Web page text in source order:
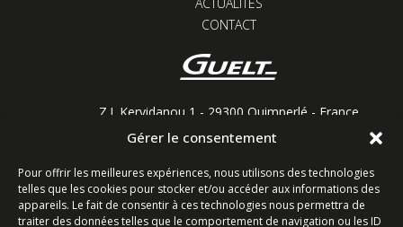
Gérer le consentement
Pour offrir les meilleures expériences, nous utilisons des technologies
telles que les cookies pour stocker et/ou accéder aux informations des
appareils. Le fait de consentir à ces technologies nous permettra de
traiter des données telles que le comportement de navigation ou les ID
ACTUALITÉS
CONTACT
Z.I. Kervidanou 1 - 29300 Quimperlé - France
Restons connectés